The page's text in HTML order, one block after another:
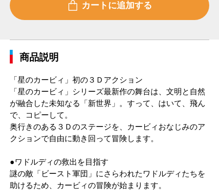
商品説明
「星のカービィ」初の３Ｄアクション
「星のカービィ」シリーズ最新作の舞台は、文明と自然
が融合した未知なる「新世界」。すって、はいて、飛ん
で、コピーして。
奥行きのある３Ｄのステージを、カービィおなじみのア
クションで自由に動き回って冒険します。
●ワドルディの救出を目指す
謎の敵「ビースト軍団」にさらわれたワドルディたちを
助けるため、カービィの冒険が始まります。